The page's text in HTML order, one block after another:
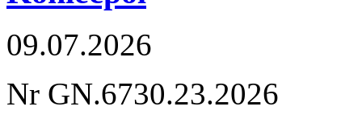
09.07.2026
Nr GN.6730.23.2026